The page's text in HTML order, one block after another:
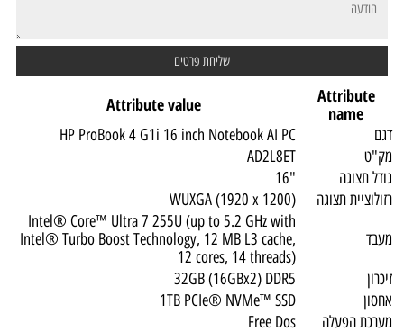
Attribute
name
Attribute value
דגם
HP ProBook 4 G1i 16 inch Notebook AI PC
מק"ט
AD2L8ET
גודל תצוגה
"16
רזולוציית תצוגה
WUXGA (1920 x 1200)
מעבד
Intel® Core™ Ultra 7 255U (up to 5.2 GHz with
Intel® Turbo Boost Technology, 12 MB L3 cache,
12 cores, 14 threads)
זיכרון
32GB (16GBx2) DDR5
אחסון
1TB PCIe® NVMe™ SSD
מערכת הפעלה
Free Dos